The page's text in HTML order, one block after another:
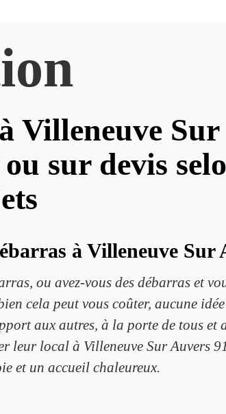
Villeneuve Sur
sur devis
à Villeneuve Sur
ou avez-vous des débarras et
cela peut vous coûter, aucune
aux autres, à la porte de tous et
leur local à Villeneuve Sur Auvers
et un accueil chaleureux.